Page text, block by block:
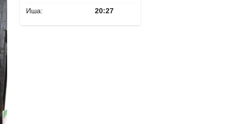
Иша:
20:27